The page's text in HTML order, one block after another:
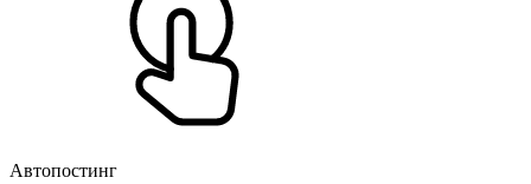
Автопостинг